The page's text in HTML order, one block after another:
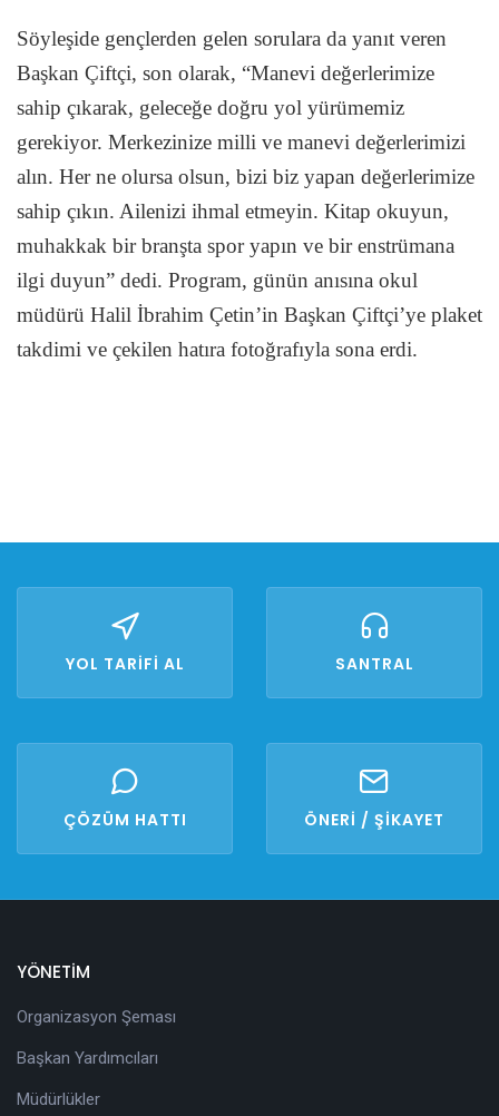
Söyleşide gençlerden gelen sorulara da yanıt veren
Başkan Çiftçi, son olarak, “Manevi değerlerimize
sahip çıkarak, geleceğe doğru yol yürümemiz
gerekiyor. Merkezinize milli ve manevi değerlerimizi
alın. Her ne olursa olsun, bizi biz yapan değerlerimize
sahip çıkın. Ailenizi ihmal etmeyin. Kitap okuyun,
muhakkak bir branşta spor yapın ve bir enstrümana
ilgi duyun” dedi. Program, günün anısına okul
müdürü Halil İbrahim Çetin’in Başkan Çiftçi’ye plaket
takdimi ve çekilen hatıra fotoğrafıyla sona erdi.
YOL TARİFİ AL SANTRAL
ÇÖZÜM HATTI ÖNERİ / ŞİKAYET
YÖNETİM
Organizasyon Şeması
Başkan Yardımcıları
Müdürlükler